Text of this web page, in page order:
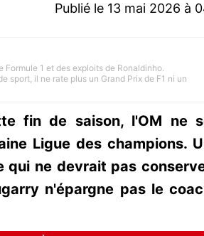
Publié le 13 mai 2026 à
1 et des exploits de Ronaldinho.
sport, il ne rate plus un Grand Prix de F1 ni un
fin de saison, l'OM ne
Ligue des champions.
qui ne devrait pas
n'épargne pas le